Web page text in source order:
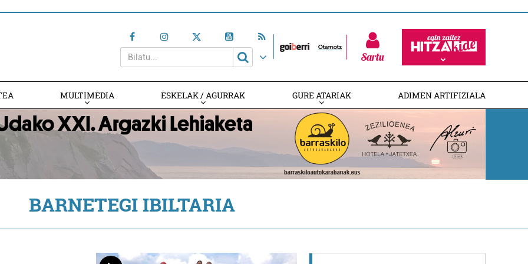
Sartu
MULTIMEDIA ESKELAK / AGURRAK GURE ATARIAK ADIMEN ARTIFIZIALA
BARNETEGI IBILTARIA